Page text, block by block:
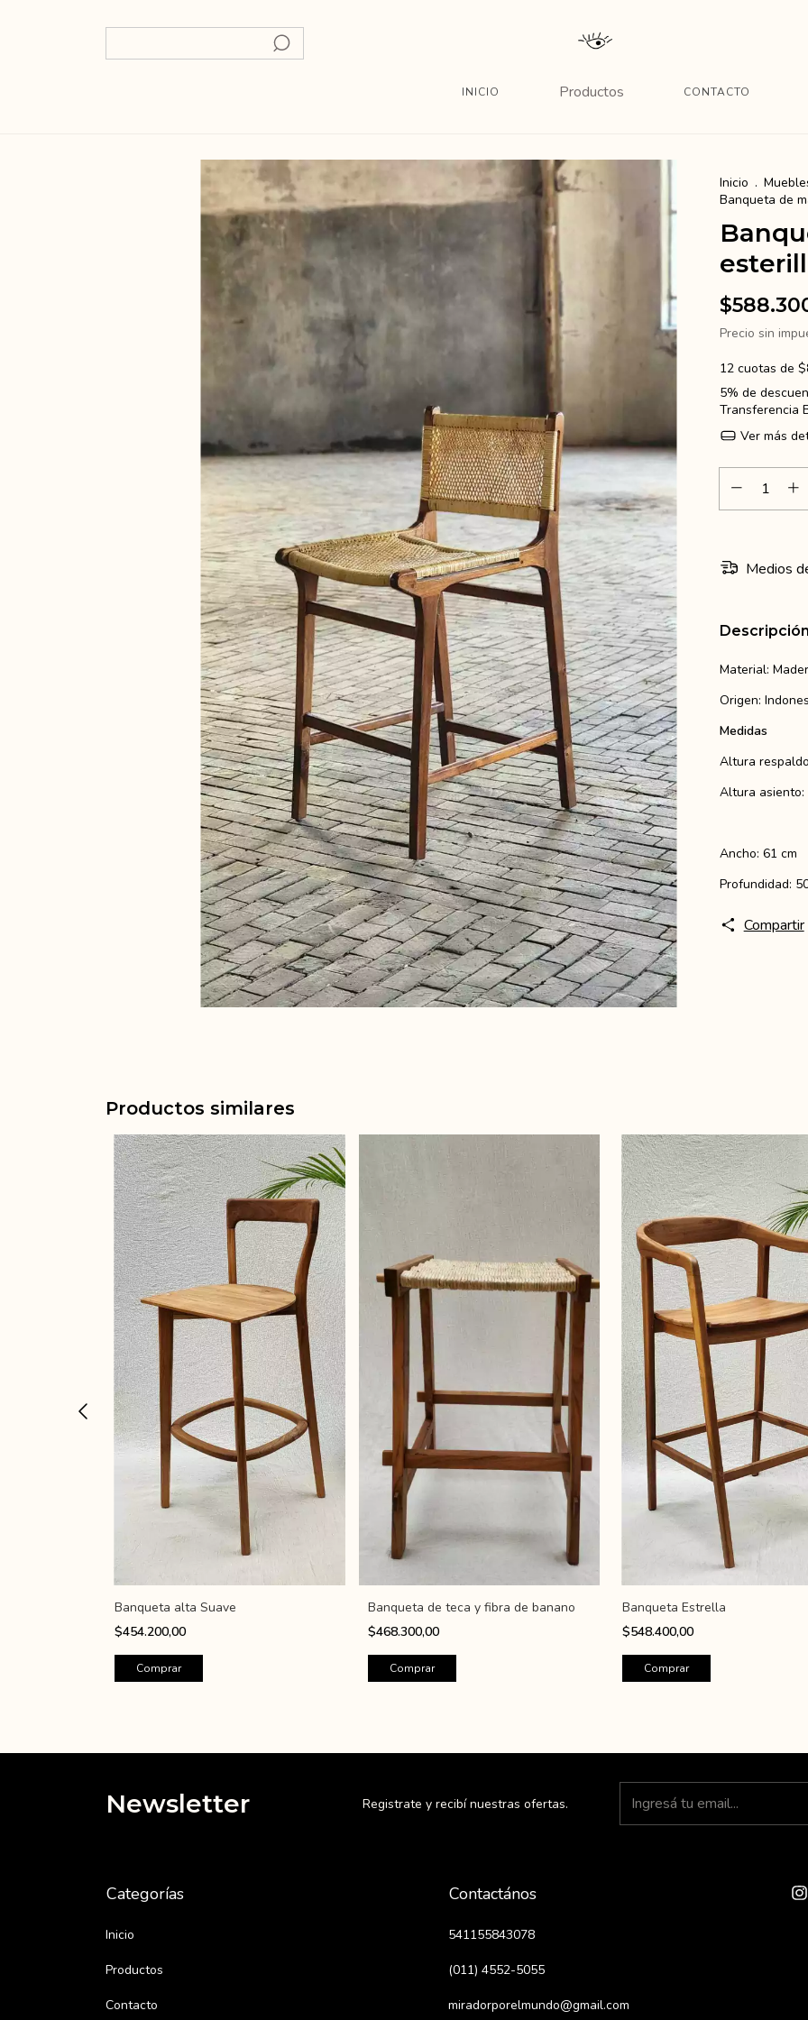
INICIO Productos CONTACTO
Inicio .
Banqueta de
Precio sin
12 cuotas de
5% de
Transferencia
Ver más
Medios
Material:
Origen:
Medidas
Altura
Altura asiento:
Ancho: 61 cm
Profundidad:
Compartir
Productos similares
Banqueta alta Suave
$454.200,00
Banqueta de teca y fibra de banano
$468.300,00
Banqueta Estrella
$548.400,00
Newsletter Registrate y recibí nuestras ofertas.
Categorías
Inicio
Productos
Contacto
Contactános
541155843078
(011) 4552-5055
miradorporelmundo@gmail.com